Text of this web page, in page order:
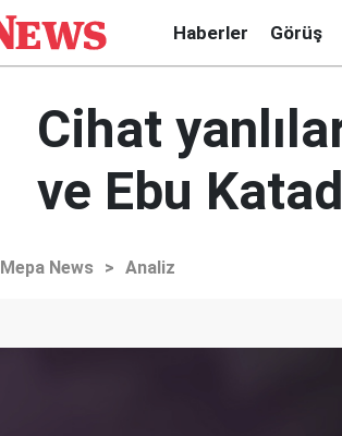
Haberler Görüş
Cihat
ve Ebu
Mepa News > Analiz